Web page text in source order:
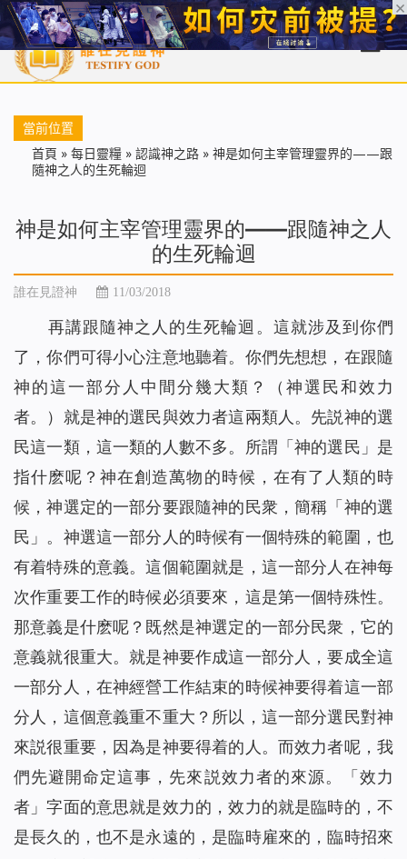
首頁 每日靈糧 天國福音 基督徒見證 信仰解答 聖經
當前位置
首頁 » 每日靈糧 » 認識神之路 » 神是如何主宰管理靈界的——跟
隨神之人的生死輪迴
神是如何主宰管理靈界的——跟隨神之人
的生死輪迴
誰在見證神 11/03/2018
再講跟隨神之人的生死輪迴。這就涉及到你們
了，你們可得小心注意地聽着。你們先想想，在跟隨
神的這一部分人中間分幾大類？（神選民和效力
者。）就是神的選民與效力者這兩類人。先説神的選
民這一類，這一類的人數不多。所謂「神的選民」是
指什麽呢？神在創造萬物的時候，在有了人類的時
候，神選定的一部分要跟隨神的民衆，簡稱「神的選
民」。神選這一部分人的時候有一個特殊的範圍，也
有着特殊的意義。這個範圍就是，這一部分人在神每
次作重要工作的時候必須要來，這是第一個特殊性。
那意義是什麽呢？既然是神選定的一部分民衆，它的
意義就很重大。就是神要作成這一部分人，要成全這
一部分人，在神經營工作結束的時候神要得着這一部
分人，這個意義重不重大？所以，這一部分選民對神
來説很重要，因為是神要得着的人。而效力者呢，我
們先避開命定這事，先來説效力者的來源。「效力
者」字面的意思就是效力的，效力的就是臨時的，不
是長久的，也不是永遠的，是臨時雇來的，臨時招來